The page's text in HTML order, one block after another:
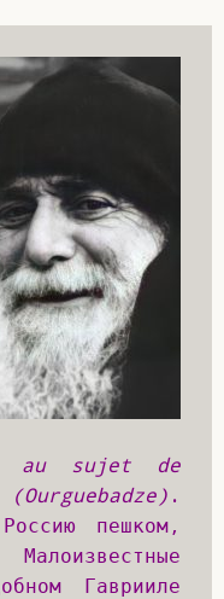
au sujet de
.
пешком,
Гаврииле